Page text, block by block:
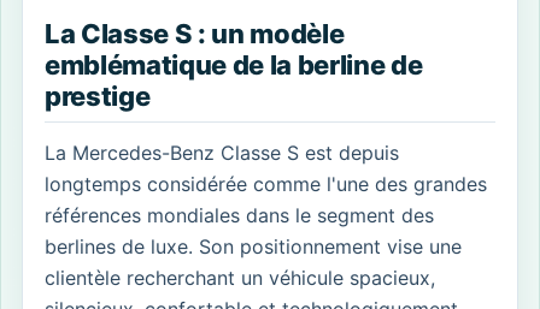
La Classe S : un modèle
emblématique de la berline de
prestige
La Mercedes-Benz Classe S est depuis
longtemps considérée comme l'une des grandes
références mondiales dans le segment des
berlines de luxe. Son positionnement vise une
clientèle recherchant un véhicule spacieux,